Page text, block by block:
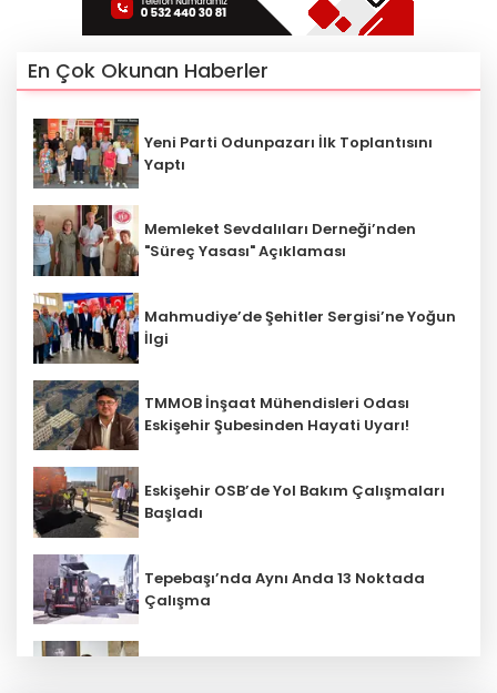
En Çok Okunan Haberler
Yeni Parti Odunpazarı İlk Toplantısını
Yaptı
Memleket Sevdalıları Derneği’nden
"Süreç Yasası" Açıklaması
Mahmudiye’de Şehitler Sergisi’ne Yoğun
İlgi
TMMOB İnşaat Mühendisleri Odası
Eskişehir Şubesinden Hayati Uyarı!
Eskişehir OSB’de Yol Bakım Çalışmaları
Başladı
Tepebaşı’nda Aynı Anda 13 Noktada
Çalışma